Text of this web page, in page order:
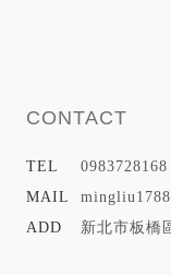
0983728168
新北市板橋